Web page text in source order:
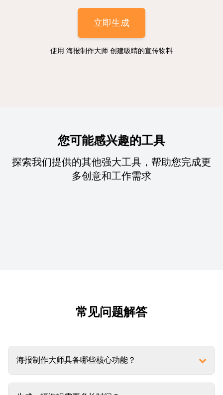
立即生成
使用 海报制作大师 创建吸睛的宣传物料
您可能感兴趣的工具
探索我们提供的其他强大工具，帮助您完成更
多创意和工作需求
常见问题解答
海报制作大师具备哪些核心功能？